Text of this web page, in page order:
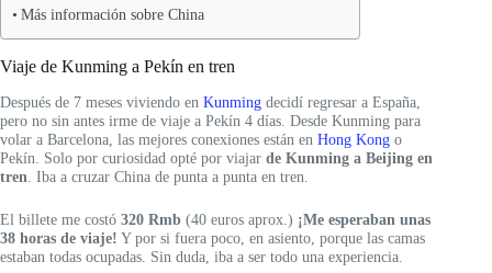
Más información sobre China
Viaje de Kunming a Pekín en tren
Después de 7 meses viviendo en Kunming decidí regresar a España,
pero no sin antes irme de viaje a Pekín 4 días. Desde Kunming para
volar a Barcelona, las mejores conexiones están en Hong Kong o
Pekín. Solo por curiosidad opté por viajar de Kunming a Beijing en
tren . Iba a cruzar China de punta a punta en tren.
El billete me costó 320 Rmb (40 euros aprox.) ¡Me esperaban unas
38 horas de viaje! Y por si fuera poco, en asiento, porque las camas
estaban todas ocupadas. Sin duda, iba a ser todo una experiencia.